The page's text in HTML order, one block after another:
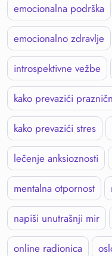
emocionalna podrška
emocionalno zdravlje
introspektivne vežbe
kako prevazići
kako prevazići stres
lečenje anksioznosti
mentalna otpornost
napiši unutrašnji mir
online radionica